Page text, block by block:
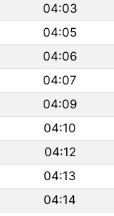
04:03
04:05
04:06
04:07
04:09
04:10
04:12
04:13
04:14